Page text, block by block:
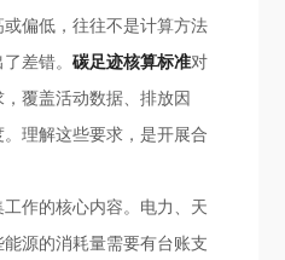
偏低，往往不是计算方法
了差错。碳足迹核算标准对
覆盖活动数据、排放因
理解这些要求，是开展合
作的核心内容。电力、天
源的消耗量需要有台账支